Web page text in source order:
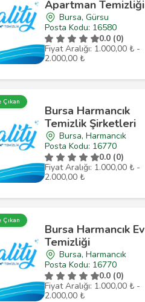
Apartman Temizliği
Bursa, Gürsu
Posta Kodu: 16580
0.0 (0)
Fiyat Aralığı: 1.000,00 ₺ -
2.000,00 ₺
Çıkan
Bursa Harmancık
Temizlik Şirketleri
Bursa, Harmancık
Posta Kodu: 16770
0.0 (0)
Fiyat Aralığı: 1.000,00 ₺ -
2.000,00 ₺
Çıkan
Bursa Harmancık Ev
Temizliği
Bursa, Harmancık
Posta Kodu: 16770
0.0 (0)
Fiyat Aralığı: 1.000,00 ₺ -
2.000,00 ₺